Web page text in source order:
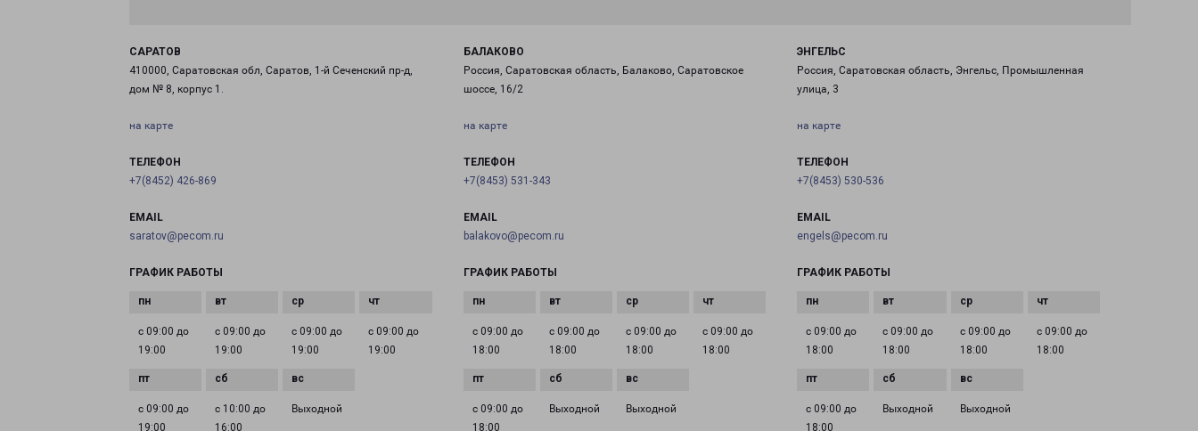
САРАТОВ
410000, Саратовская обл, Саратов, 1-й Сеченский пр-д,
дом № 8, корпус 1.
на карте
ТЕЛЕФОН
+7(8452) 426-869
EMAIL
saratov@pecom.ru
ГРАФИК РАБОТЫ
с 09:00 до
19:00
с 09:00 до
19:00
с 09:00 до
19:00
с 09:00 до
19:00
с 09:00 до
19:00
с 10:00 до
16:00
Выходной
БАЛАКОВО
Россия, Саратовская область, Балаково, Саратовское
шоссе, 16/2
на карте
ТЕЛЕФОН
+7(8453) 531-343
EMAIL
balakovo@pecom.ru
ГРАФИК РАБОТЫ
с 09:00 до
18:00
с 09:00 до
18:00
с 09:00 до
18:00
с 09:00 до
18:00
с 09:00 до
18:00
Выходной Выходной
ЭНГЕЛЬС
Россия, Саратовская область, Энгельс, Промышленная
улица, 3
на карте
ТЕЛЕФОН
+7(8453) 530-536
EMAIL
engels@pecom.ru
ГРАФИК РАБОТЫ
с 09:00 до
18:00
с 09:00 до
18:00
с 09:00 до
18:00
с 09:00 до
18:00
с 09:00 до
18:00
Выходной Выходной